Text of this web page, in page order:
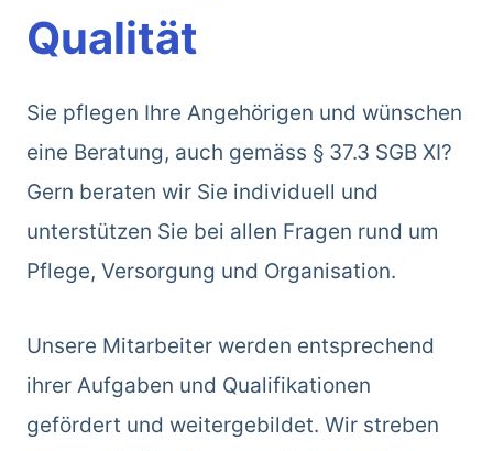
Qualität
Sie pflegen Ihre Angehörigen und wünschen
eine Beratung, auch gemäss § 37.3 SGB XI?
Gern beraten wir Sie individuell und
unterstützen Sie bei allen Fragen rund um
Pflege, Versorgung und Organisation.
Unsere Mitarbeiter werden entsprechend
ihrer Aufgaben und Qualifikationen
gefördert und weitergebildet. Wir streben